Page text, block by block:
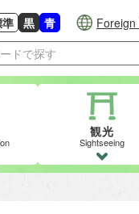
に戻す
色の変更：白
黒
背景色の変更：黒
青
背景色の変更：青
観光
Sightseeing